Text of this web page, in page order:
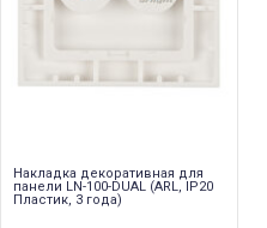
Накладка декоративная для
панели LN-100-DUAL (ARL, IP20
Пластик, 3 года)